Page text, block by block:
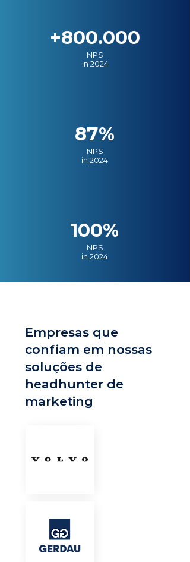
+800.000
NPS
in 2024
87%
NPS
in 2024
100%
NPS
in 2024
Empresas que
confiam em nossas
soluções de
headhunter de
marketing